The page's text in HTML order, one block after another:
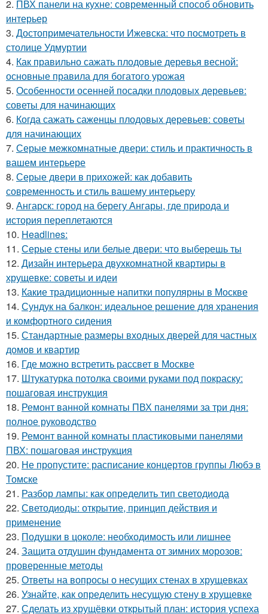
2. ПВХ панели на кухне: современный способ обновить
интерьер
3. Достопримечательности Ижевска: что посмотреть в
столице Удмуртии
4. Как правильно сажать плодовые деревья весной:
основные правила для богатого урожая
5. Особенности осенней посадки плодовых деревьев:
советы для начинающих
6. Когда сажать саженцы плодовых деревьев: советы
для начинающих
7. Серые межкомнатные двери: стиль и практичность в
вашем интерьере
8. Серые двери в прихожей: как добавить
современность и стиль вашему интерьеру
9. Ангарск: город на берегу Ангары, где природа и
история переплетаются
10. Headlines:
11. Серые стены или белые двери: что выберешь ты
12. Дизайн интерьера двухкомнатной квартиры в
хрущевке: советы и идеи
13. Какие традиционные напитки популярны в Москве
14. Сундук на балкон: идеальное решение для хранения
и комфортного сидения
15. Стандартные размеры входных дверей для частных
домов и квартир
16. Где можно встретить рассвет в Москве
17. Штукатурка потолка своими руками под покраску:
пошаговая инструкция
18. Ремонт ванной комнаты ПВХ панелями за три дня:
полное руководство
19. Ремонт ванной комнаты пластиковыми панелями
ПВХ: пошаговая инструкция
20. Не пропустите: расписание концертов группы Любэ в
Томске
21. Разбор лампы: как определить тип светодиода
22. Светодиоды: открытие, принцип действия и
применение
23. Подушки в цоколе: необходимость или лишнее
24. Защита отдушин фундамента от зимних морозов:
проверенные методы
25. Ответы на вопросы о несущих стенах в хрущевках
26. Узнайте, как определить несущую стену в хрущевке
27. Сделать из хрущёвки открытый план: история успеха